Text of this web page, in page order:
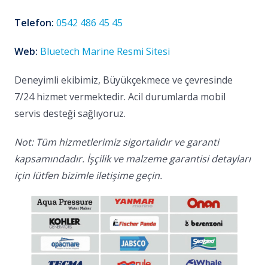
Telefon: 0542 486 45 45
Web: Bluetech Marine Resmi Sitesi
Deneyimli ekibimiz, Büyükçekmece ve çevresinde
7/24 hizmet vermektedir. Acil durumlarda mobil
servis desteği sağlıyoruz.
Not: Tüm hizmetlerimiz sigortalıdır ve garanti
kapsamındadır. İşçilik ve malzeme garantisi detayları
için lütfen bizimle iletişime geçin.